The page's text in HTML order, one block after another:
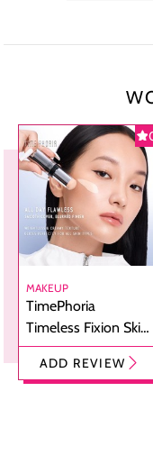
MAKEUP
TimePhoria
Timeless Fixion Skin
Tint Stick,
Foundation dan
ADD REVIEW